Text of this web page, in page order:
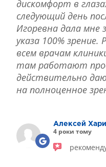
дискомфорт в
следующий день
Игоревна дала мне
указа 100% зрение.
всем врачам
там работают
действительно
на полноценное
Алексей
4 роки тому